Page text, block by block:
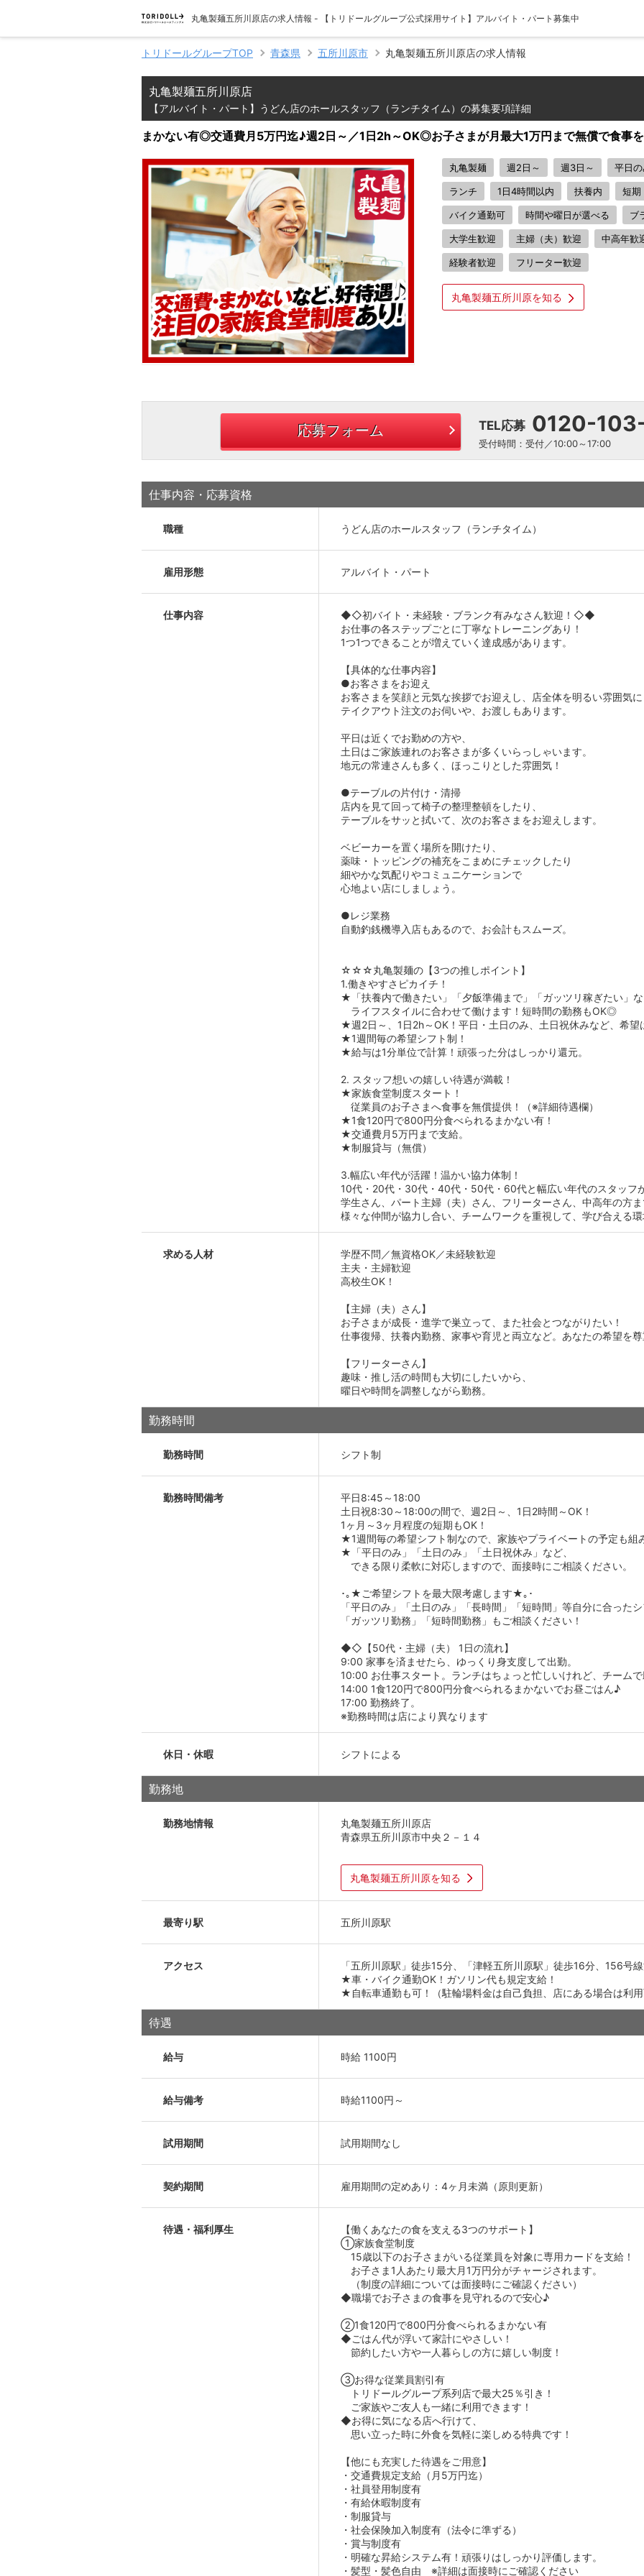
丸亀製麺五所川原店の求人情報 - 【トリドールグループ公式採用サイト】アルバイト・パート募集中
トリドールグループTOP 青森県 五所川原市 丸亀製麺五所川原店の求人情報
丸亀製麺五所川原店
【アルバイト・パート】うどん店のホールスタッフ（ランチタイム）の募集要項詳細
まかない有◎交通費月5万円迄♪週2日～／1日2h～OK◎お子さまが月最大1万円まで無償で食事
丸亀製麺 週2日～ 週3日～ 平日
ランチ 1日4時間以内 扶養内 短期
バイク通勤可 時間や曜日が選べる ブ
大学生歓迎 主婦（夫）歓迎 中高年歓
経験者歓迎 フリーター歓迎
丸亀製麺五所川原を知る
応募フォーム TEL応募 0120-
受付時間：受付／10:00～17:00
仕事内容・応募資格
職種 うどん店のホールスタッフ（ランチタイム）
雇用形態 アルバイト・パート
仕事内容
◆◇初バイト・未経験・ブランク有みなさん歓迎！◇◆
お仕事の各ステップごとに丁寧なトレーニングあり！
1つ1つできることが増えていく達成感があります。
【具体的な仕事内容】
●お客さまをお迎え
お客さまを笑顔と元気な挨拶でお迎えし、店全体を明るい雰囲気
テイクアウト注文のお伺いや、お渡しもあります。
平日は近くでお勤めの方や、
土日はご家族連れのお客さまが多くいらっしゃいます。
地元の常連さんも多く、ほっこりとした雰囲気！
●テーブルの片付け・清掃
店内を見て回って椅子の整理整頓をしたり、
テーブルをサッと拭いて、次のお客さまをお迎えします。
ベビーカーを置く場所を開けたり、
薬味・トッピングの補充をこまめにチェックしたり
細やかな気配りやコミュニケーションで
心地よい店にしましょう。
●レジ業務
自動釣銭機導入店もあるので、お会計もスムーズ。
☆☆☆丸亀製麺の【3つの推しポイント】
1.働きやすさピカイチ！
★「扶養内で働きたい」「夕飯準備まで」「ガッツリ稼ぎたい」
ライフスタイルに合わせて働けます！短時間の勤務もOK◎
★週2日～、1日2h～OK！平日・土日のみ、土日祝休みなど、希望
★1週間毎の希望シフト制！
★給与は1分単位で計算！頑張った分はしっかり還元。
2. スタッフ想いの嬉しい待遇が満載！
★家族食堂制度スタート！
従業員のお子さまへ食事を無償提供！（※詳細待遇欄）
★1食120円で800円分食べられるまかない有！
★交通費月5万円まで支給。
★制服貸与（無償）
3.幅広い年代が活躍！温かい協力体制！
10代・20代・30代・40代・50代・60代と幅広い年代のスタッフ
学生さん、パート主婦（夫）さん、フリーターさん、中高年の方
様々な仲間が協力し合い、チームワークを重視して、学び合える
求める人材
学歴不問／無資格OK／未経験歓迎
主夫・主婦歓迎
高校生OK！
【主婦（夫）さん】
お子さまが成長・進学で巣立って、また社会とつながりたい！
仕事復帰、扶養内勤務、家事や育児と両立など。あなたの希望を
【フリーターさん】
趣味・推し活の時間も大切にしたいから、
曜日や時間を調整しながら勤務。
勤務時間
勤務時間 シフト制
勤務時間備考
平日8:45～18:00
土日祝8:30～18:00の間で、週2日～、1日2時間～OK！
1ヶ月～3ヶ月程度の短期もOK！
★1週間毎の希望シフト制なので、家族やプライベートの予定も組
★「平日のみ」「土日のみ」「土日祝休み」など、
できる限り柔軟に対応しますので、面接時にご相談ください。
･｡★ご希望シフトを最大限考慮します★｡･
「平日のみ」「土日のみ」「長時間」「短時間」等自分に合った
「ガッツリ勤務」「短時間勤務」もご相談ください！
◆◇【50代・主婦（夫） 1日の流れ】
9:00 家事を済ませたら、ゆっくり身支度して出勤。
10:00 お仕事スタート。ランチはちょっと忙しいけれど、チーム
14:00 1食120円で800円分食べられるまかないでお昼ごはん♪
17:00 勤務終了。
※勤務時間は店により異なります
休日・休暇 シフトによる
勤務地
勤務地情報
丸亀製麺五所川原店
青森県五所川原市中央２－１４
丸亀製麺五所川原を知る
最寄り駅 五所川原駅
アクセス
「五所川原駅」徒歩15分、「津軽五所川原駅」徒歩16分、156号
★車・バイク通勤OK！ガソリン代も規定支給！
★自転車通勤も可！（駐輪場料金は自己負担、店にある場合は利
待遇
給与 時給 1100円
給与備考 時給1100円～
試用期間 試用期間なし
契約期間 雇用期間の定めあり：4ヶ月未満（原則更新）
待遇・福利厚生
【働くあなたの食を支える3つのサポート】
①家族食堂制度
15歳以下のお子さまがいる従業員を対象に専用カードを支給！
お子さま1人あたり最大月1万円分がチャージされます。
（制度の詳細については面接時にご確認ください）
◆職場でお子さまの食事を見守れるので安心♪
②1食120円で800円分食べられるまかない有
◆ごはん代が浮いて家計にやさしい！
節約したい方や一人暮らしの方に嬉しい制度！
③お得な従業員割引有
トリドールグループ系列店で最大25％引き！
ご家族やご友人も一緒に利用できます！
◆お得に気になる店へ行けて、
思い立った時に外食を気軽に楽しめる特典です！
【他にも充実した待遇をご用意】
・交通費規定支給（月5万円迄）
・社員登用制度有
・有給休暇制度有
・制服貸与
・社会保険加入制度有（法令に準ずる）
・賞与制度有
・明確な昇給システム有！頑張りはしっかり評価します。
・髪型・髪色自由 ※詳細は面接時にご確認ください